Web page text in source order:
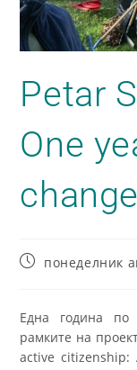
Petar
One
понеделник
Една година по
рамките на
active citizenship: